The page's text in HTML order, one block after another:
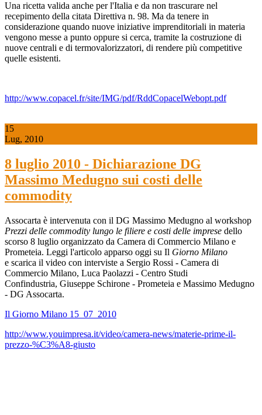
Una ricetta valida anche per l'Italia e da non trascurare nel
recepimento della citata Direttiva n. 98. Ma da tenere in
considerazione quando nuove iniziative imprenditoriali in materia
vengono messe a punto oppure si cerca, tramite la costruzione di
nuove centrali e di termovalorizzatori, di rendere più competitive
quelle esistenti.
http://www.copacel.fr/site/IMG/pdf/RddCopacelWebopt.pdf
15
Lug, 2010
8 luglio 2010 - Dichiarazione DG
Massimo Medugno sui costi delle
commodity
Assocarta è intervenuta con il DG Massimo Medugno al workshop
Prezzi delle commodity lungo le filiere e costi delle imprese dello
scorso 8 luglio organizzato da Camera di Commercio Milano e
Prometeia. Leggi l'articolo apparso oggi su Il Giorno Milano
e scarica il video con interviste a Sergio Rossi - Camera di
Commercio Milano, Luca Paolazzi - Centro Studi
Confindustria, Giuseppe Schirone - Prometeia e Massimo Medugno
- DG Assocarta.
Il Giorno Milano 15_07_2010
http://www.youimpresa.it/video/camera-news/materie-prime-il-
prezzo-%C3%A8-giusto